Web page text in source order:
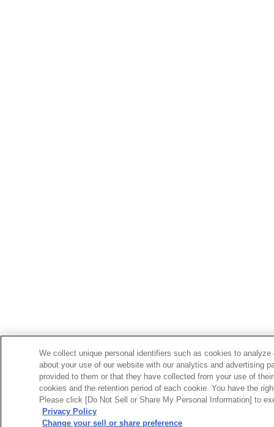
We collect unique personal identifiers such as cookies to
about your use of our website with our analytics and advertising
provided to them or that they have collected from your use of
cookies and the retention period of each cookie. You have the
Please click [Do Not Sell or Share My Personal Information] to
Privacy Policy
Change your sell or share preference